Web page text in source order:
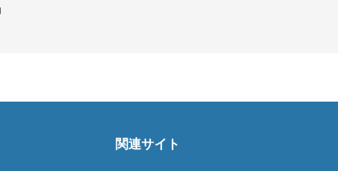
関連サイト